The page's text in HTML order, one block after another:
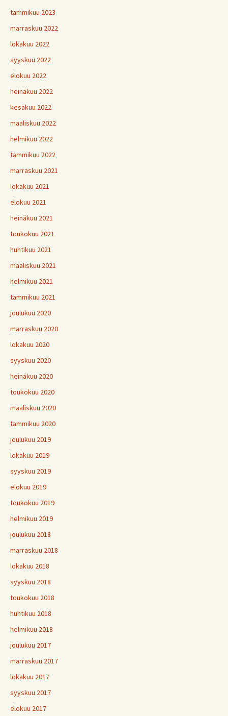
tammikuu 2023
marraskuu 2022
lokakuu 2022
syyskuu 2022
elokuu 2022
heinäkuu 2022
kesäkuu 2022
maaliskuu 2022
helmikuu 2022
tammikuu 2022
marraskuu 2021
lokakuu 2021
elokuu 2021
heinäkuu 2021
toukokuu 2021
huhtikuu 2021
maaliskuu 2021
helmikuu 2021
tammikuu 2021
joulukuu 2020
marraskuu 2020
lokakuu 2020
syyskuu 2020
heinäkuu 2020
toukokuu 2020
maaliskuu 2020
tammikuu 2020
joulukuu 2019
lokakuu 2019
syyskuu 2019
elokuu 2019
toukokuu 2019
helmikuu 2019
joulukuu 2018
marraskuu 2018
lokakuu 2018
syyskuu 2018
toukokuu 2018
huhtikuu 2018
helmikuu 2018
joulukuu 2017
marraskuu 2017
lokakuu 2017
syyskuu 2017
elokuu 2017